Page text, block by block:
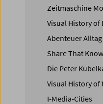
Zeitmaschine
Visual History of
Abenteuer Alltag
Share That
Die Peter
Visual History of
I-Media-Cities